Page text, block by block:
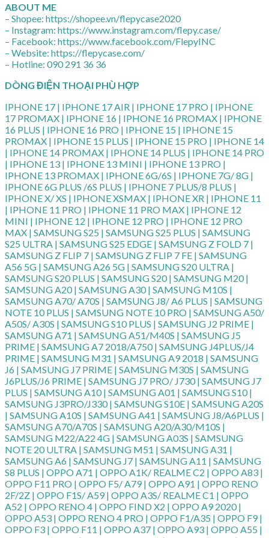
ABOUT ME
– Shopee: https://shopee.vn/flepycase2020
– Instagram: https://www.instagram.com/flepy.case/
– Facebook: https://www.facebook.com/FlepyINC
– Website: https://flepycase.com/
– Hotline: 090 291 36 36
DÒNG ĐIỆN THOẠI PHÙ HỢP
IPHONE 17 | IPHONE 17 AIR | IPHONE 17 PRO | IPHONE
17 PROMAX | IPHONE 16 | IPHONE 16 PROMAX | IPHONE
16 PLUS | IPHONE 16 PRO | IPHONE 15 | IPHONE 15
PROMAX | IPHONE 15 PLUS | IPHONE 15 PRO | IPHONE 14
| IPHONE 14 PROMAX | IPHONE 14 PLUS | IPHONE 14 PRO
| IPHONE 13 | IPHONE 13 MINI | IPHONE 13 PRO |
IPHONE 13 PROMAX | IPHONE 6G/6S | IPHONE 7G/ 8G |
IPHONE 6G PLUS /6S PLUS | IPHONE 7 PLUS/8 PLUS |
IPHONE X/ XS | IPHONE XSMAX | IPHONE XR | IPHONE 11
| IPHONE 11 PRO | IPHONE 11 PRO MAX | IPHONE 12
MINI | IPHONE 12 | IPHONE 12 PRO | IPHONE 12 PRO
MAX | SAMSUNG S25 | SAMSUNG S25 PLUS | SAMSUNG
S25 ULTRA | SAMSUNG S25 EDGE | SAMSUNG Z FOLD 7 |
SAMSUNG Z FLIP 7 | SAMSUNG Z FLIP 7 FE | SAMSUNG
A56 5G | SAMSUNG A26 5G | SAMSUNG S20 ULTRA |
SAMSUNG S20 PLUS | SAMSUNG S20 | SAMSUNG M20 |
SAMSUNG A20 | SAMSUNG A30 | SAMSUNG M10S |
SAMSUNG A70/ A70S | SAMSUNG J8/ A6 PLUS | SAMSUNG
NOTE 10 PLUS | SAMSUNG NOTE 10 PRO | SAMSUNG A50/
A50S/ A30S | SAMSUNG S10 PLUS | SAMSUNG J2 PRIME |
SAMSUNG A71 | SAMSUNG A51/M40S | SAMSUNG J5
PRIME | SAMSUNG A7 2018/A750 | SAMSUNG J4PLUS/J4
PRIME | SAMSUNG M31 | SAMSUNG A9 2018 | SAMSUNG
J6 | SAMSUNG J7 PRIME | SAMSUNG M30S | SAMSUNG
J6PLUS/J6 PRIME | SAMSUNG J7 PRO/ J730 | SAMSUNG J7
PLUS | SAMSUNG A10 | SAMSUNG A01 | SAMSUNG S10 |
SAMSUNG J3PRO/J330 | SAMSUNG S10E | SAMSUNG A20S
| SAMSUNG A10S | SAMSUNG A41 | SAMSUNG J8/A6PLUS |
SAMSUNG A70/A70S | SAMSUNG A20/A30/M10S |
SAMSUNG M22/A22 4G | SAMSUNG A03S | SAMSUNG
NOTE 20 ULTRA | SAMSUNG M51 | SAMSUNG A31 |
SAMSUNG A6 | SAMSUNG J7 | SAMSUNG A11 | SAMSUNG
S8 PLUS | OPPO A71 | OPPO A1K/ REALME C2 | OPPO A83 |
OPPO F11 PRO | OPPO F5/ A79 | OPPO A91 | OPPO RENO
2F/2Z | OPPO F1S/ A59 | OPPO A3S/ REALME C1 | OPPO
A52 | OPPO RENO 4 | OPPO FIND X2 | OPPO A9 2020 |
OPPO A53 | OPPO RENO 4 PRO | OPPO F1/A35 | OPPO F9 |
OPPO F3 | OPPO F11 | OPPO A37 | OPPO A93 | OPPO A55 |